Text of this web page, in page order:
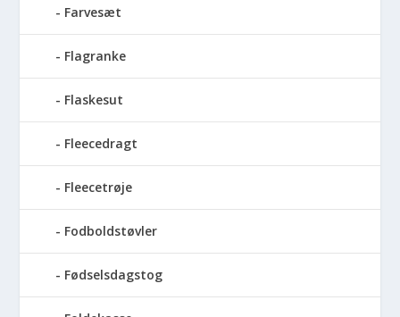
Farvesæt
Flagranke
Flaskesut
Fleecedragt
Fleecetrøje
Fodboldstøvler
Fødselsdagstog